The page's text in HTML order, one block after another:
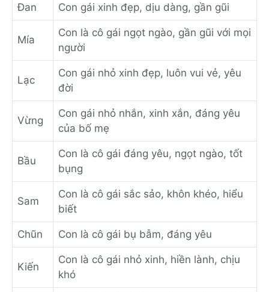
Đan Con gái xinh đẹp, dịu dàng, gần gũi
Mía
Con là cô gái ngọt ngào, gần gũi với mọi
người
Lạc
Con gái nhỏ xinh đẹp, luôn vui vẻ, yêu
đời
Vừng
Con gái nhỏ nhắn, xinh xắn, đáng yêu
của bố mẹ
Bầu
Con là cô gái đáng yêu, ngọt ngào, tốt
bụng
Sam
Con là cô gái sắc sảo, khôn khéo, hiểu
biết
Chũn Con là cô gái bụ bẫm, đáng yêu
Kiến
Con là cô gái nhỏ xinh, hiền lành, chịu
khó